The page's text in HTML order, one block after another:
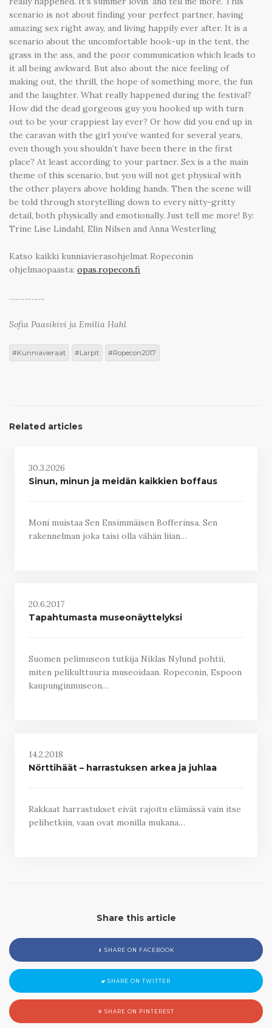
scenario is not about finding your perfect partner, having
amazing sex right away, and living happily ever after. It is a
scenario about the uncomfortable hook-up in the tent, the
grass in the ass, and the poor communication which leads to
it all being awkward. But also about the nice feeling of
making out, the thrill, the hope of something more, the fun
and the laughter. What really happened during the festival?
How did the dead gorgeous guy you hooked up with turn
out to be your crappiest lay ever? Or how did you end up in
the caravan with the girl you’ve wanted for several years,
even though you shouldn’t have been there in the first
place? At least according to your partner. Sex is a the main
theme of this scenario, but you will not get physical with
the other players above holding hands. Then the scene will
be told through storytelling down to every nitty-gritty
detail, both physically and emotionally. Just tell me more! By:
Trine Lise Lindahl, Elin Nilsen and Anna Westerling
Katso kaikki kunniavierasohjelmat Ropeconin
ohjelmaopaasta: opas.ropecon.fi
…………….
Sofia Paasikivi ja Emilia Hahl
Kunniavieraat Larpit Ropecon2017
Related articles
30.3.2026
Sinun, minun ja meidän kaikkien boffaus
Moni muistaa Sen Ensimmäisen Bofferinsa. Sen
rakennelman joka taisi olla vähän liian…
20.6.2017
Tapahtumasta museonäyttelyksi
Suomen pelimuseon tutkija Niklas Nylund pohtii,
miten pelikulttuuria museoidaan. Ropeconin, Espoon
kaupunginmuseon…
14.2.2018
Nörttihäät – harrastuksen arkea ja juhlaa
Rakkaat harrastukset eivät rajoitu elämässä vain itse
pelihetkiin, vaan ovat monilla mukana…
Share this article
SHARE ON FACEBOOK
SHARE ON TWITTER
SHARE ON PINTEREST